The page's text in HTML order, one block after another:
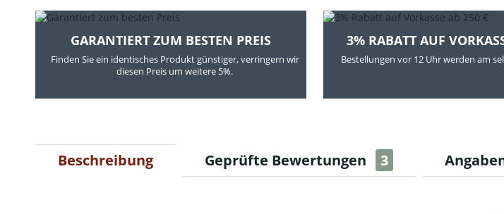
GARANTIERT ZUM BESTEN PREIS
Finden Sie ein identisches Produkt günstiger, verringern wir
diesen Preis um weitere 5%.
3% RABATT AUF
Bestellungen vor 12 Uhr werden am
Beschreibung Geprüfte Bewertungen 3